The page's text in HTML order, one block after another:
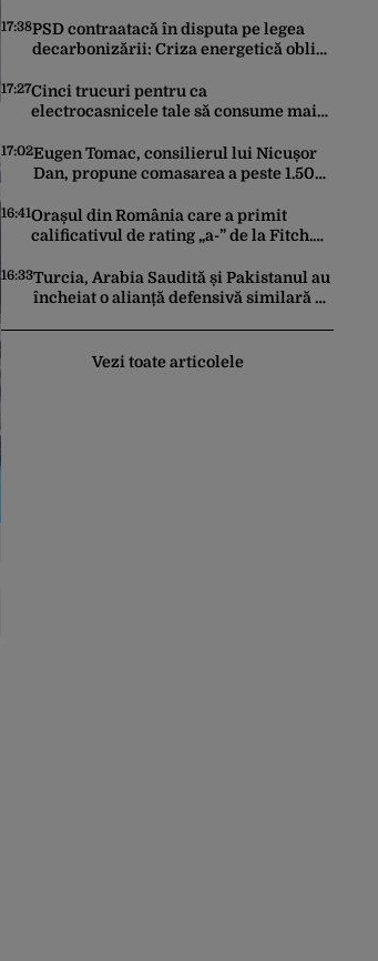
17:38PSD contraatacă în disputa pe legea
decarbonizării: Criza energetică obligă
cărbune. Bolojan, acuzat de duplicitate
17:27Cinci trucuri pentru ca
electrocasnicele tale să consume mai
17:02Eugen Tomac, consilierul lui Nicușor
Dan, propune comasarea a peste 1.500
administrativă a județelor
16:41Orașul din România care a primit
calificativul de rating „a-” de la Fitch.
Israel
16:33Turcia, Arabia Saudită și Pakistanul au
încheiat o alianță defensivă similară cu
Vezi toate articolele